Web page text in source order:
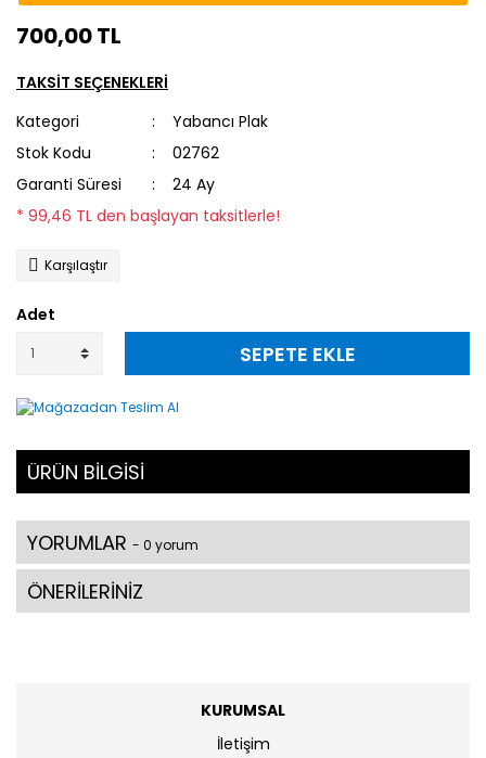
700,00 TL
TAKSİT SEÇENEKLERİ
Kategori
Yabancı Plak
Stok Kodu
02762
Garanti Süresi
24 Ay
* 99,46 TL den başlayan taksitlerle!
Karşılaştır
Adet
SEPETE EKLE
ÜRÜN BİLGİSİ
YORUMLAR - 0 yorum
ÖNERİLERİNİZ
KURUMSAL
İletişim